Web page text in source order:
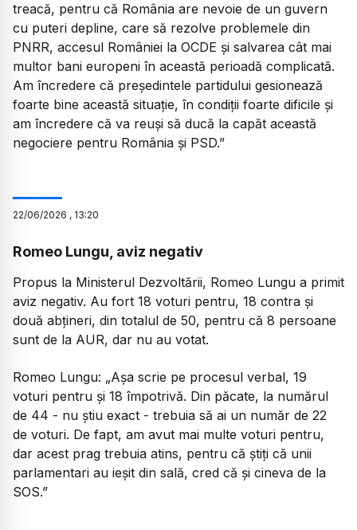
treacă, pentru că România are nevoie de un guvern
cu puteri depline, care să rezolve problemele din
PNRR, accesul României la OCDE și salvarea cât mai
multor bani europeni în această perioadă complicată.
Am încredere că președintele partidului gesionează
foarte bine această situație, în condiții foarte dificile și
am încredere că va reuși să ducă la capăt această
negociere pentru România și PSD.”
22/06/2026 , 13:20
Romeo Lungu, aviz negativ
Propus la Ministerul Dezvoltării, Romeo Lungu a primit
aviz negativ. Au fort 18 voturi pentru, 18 contra și
două abțineri, din totalul de 50, pentru că 8 persoane
sunt de la AUR, dar nu au votat.
Romeo Lungu: „Așa scrie pe procesul verbal, 19
voturi pentru și 18 împotrivă. Din păcate, la numărul
de 44 - nu știu exact - trebuia să ai un număr de 22
de voturi. De fapt, am avut mai multe voturi pentru,
dar acest prag trebuia atins, pentru că știți că unii
parlamentari au ieșit din sală, cred că și cineva de la
SOS.”